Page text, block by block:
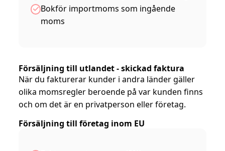
Bokför importmoms som ingående
moms
Försäljning till utlandet - skickad faktura
När du fakturerar kunder i andra länder gäller
olika momsregler beroende på var kunden finns
och om det är en privatperson eller företag.
Försäljning till företag inom EU